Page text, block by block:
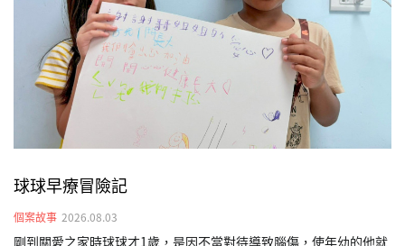
胎時，父親已被遣返回國，身為失聯移工的她，在印尼家鄉仍有年
邁父母需撫養，經濟壓力極其沉重。求助無援之際…
球球早療冒險記
個案故事 2026.08.03
剛到關愛之家時球球才1歲，是因不當對待導致腦傷，使年幼的他就